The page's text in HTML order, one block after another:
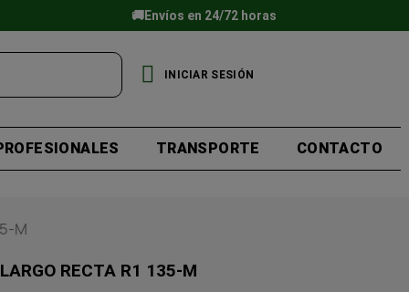
🚚Envíos en 24/72 horas
INICIAR SESIÓN
TRANSPORTE CONTACTO
M
RECTA R1 135-M